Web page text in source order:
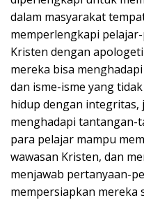
dalam masyarakat
memperlengkapi
Kristen dengan
mereka bisa
dan isme-isme yang
hidup dengan integritas,
menghadapi tantangan-
para pelajar mampu
wawasan Kristen, dan
menjawab pertanyaan-
mempersiapkan mereka